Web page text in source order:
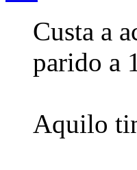
Custa a
parido a
Aquilo